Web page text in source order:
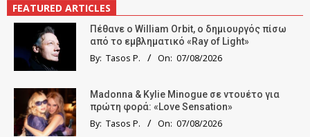
FEATURED ARTICLES
Πέθανε ο William Orbit, ο δημιουργός πίσω
από το εμβληματικό «Ray of Light»
By: Tasos P. On: 07/08/2026
Madonna & Kylie Minogue σε ντουέτο για
πρώτη φορά: «Love Sensation»
By: Tasos P. On: 07/08/2026